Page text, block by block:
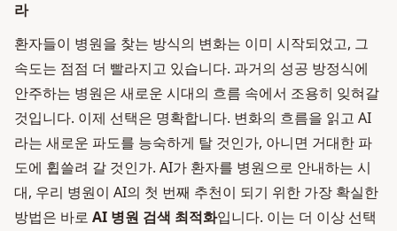
라
환자들이 병원을 찾는 방식의 변화는 이미 시작되었고, 그
속도는 점점 더 빨라지고 있습니다. 과거의 성공 방정식에
안주하는 병원은 새로운 시대의 흐름 속에서 조용히 잊혀갈
것입니다. 이제 선택은 명확합니다. 변화의 흐름을 읽고 AI
라는 새로운 파도를 능숙하게 탈 것인가, 아니면 거대한 파
도에 휩쓸려 갈 것인가. AI가 환자를 병원으로 안내하는 시
대, 우리 병원이 AI의 첫 번째 추천이 되기 위한 가장 확실한
방법은 바로 AI 병원 검색 최적화입니다. 이는 더 이상 선택